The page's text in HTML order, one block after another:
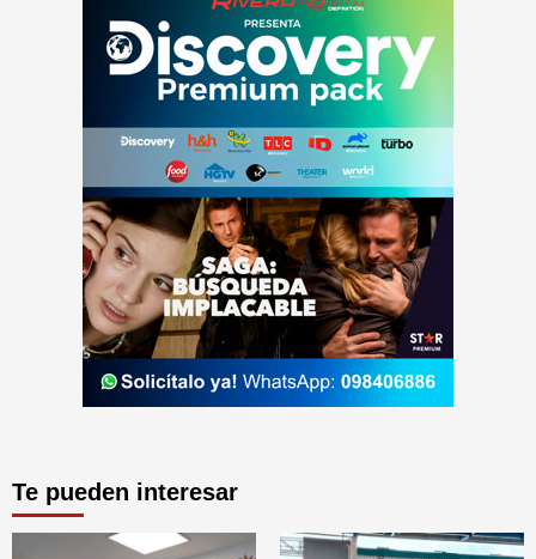
Te pueden interesar